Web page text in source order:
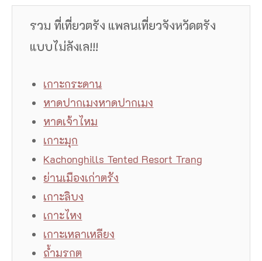
รวม ที่เที่ยวตรัง แพลนเที่ยวจังหวัดตรัง
แบบไม่ลังเล!!!
เกาะกระดาน
หาดปากเมงหาดปากเมง
หาดเจ้าไหม
เกาะมุก
Kachonghills Tented Resort Trang
ย่านเมืองเก่าตรัง
เกาะลิบง
เกาะไหง
เกาะเหลาเหลียง
ถ้ํามรกต